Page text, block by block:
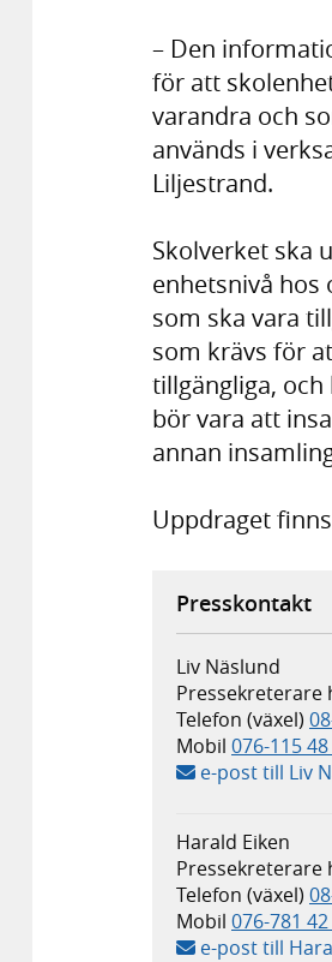
– Den
för att
varandra och
används i
Liljestrand.
Skolverket ska
enhetsnivå
som ska vara
som krävs för
tillgängliga,
bör vara att
annan
Uppdraget
Presskontakt
Liv Näslund
Pressekreterare
Telefon (växel)
Mobil 076-115
e-post till Liv
Harald Eiken
Pressekreterare
Telefon (växel)
Mobil 076-781
e-post till